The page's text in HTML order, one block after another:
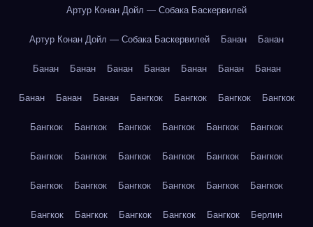
Артур Конан Дойл — Собака Баскервилей
Артур Конан Дойл — Собака Баскервилей Банан Банан
Банан Банан Банан Банан Банан Банан Банан
Банан Банан Банан Бангкок Бангкок Бангкок Бангкок
Бангкок Бангкок Бангкок Бангкок Бангкок Бангкок
Бангкок Бангкок Бангкок Бангкок Бангкок Бангкок
Бангкок Бангкок Бангкок Бангкок Бангкок Бангкок
Бангкок Бангкок Бангкок Бангкок Бангкок Берлин